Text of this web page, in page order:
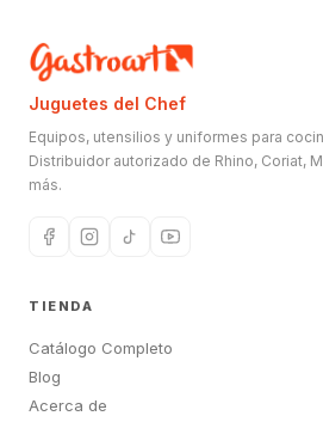
Juguetes del Chef
Equipos, utensilios y uniformes para
Distribuidor autorizado de Rhino, Coriat,
más.
TIENDA
Catálogo Completo
Blog
Acerca de